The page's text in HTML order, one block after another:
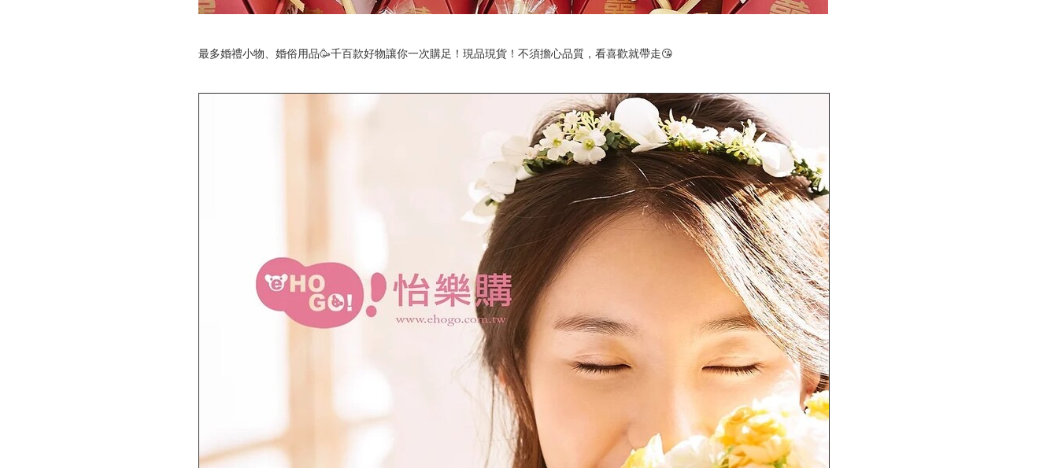
最多婚禮小物、婚俗用品🥳千百款好物讓你一次購足！現品現貨！不須擔心品質，看喜歡就帶走😘